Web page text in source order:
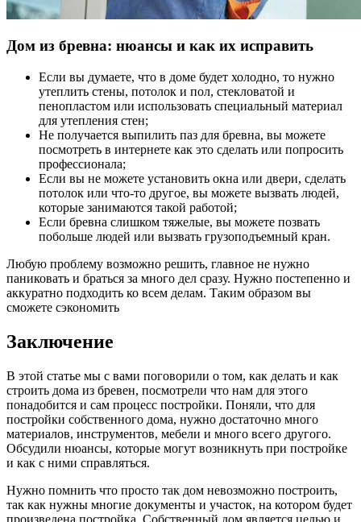
Дом из бревна: нюансы и как их исправить
Если вы думаете, что в доме будет холодно, то нужно
утеплить стены, потолок и пол, стекловатой и
пенопластом или использовать специальный материал
для утепления стен;
Не получается выпилить паз для бревна, вы можете
посмотреть в интернете как это сделать или попросить
профессионала;
Если вы не можете установить окна или двери, сделать
потолок или что-то другое, вы можете вызвать людей,
которые занимаются такой работой;
Если бревна слишком тяжелые, вы можете позвать
побольше людей или вызвать грузоподъемный кран.
Любую проблему возможно решить, главное не нужно
паниковать и браться за много дел сразу. Нужно постепенно и
аккуратно подходить ко всем делам. Таким образом вы
сможете сэкономить
Заключение
В этой статье мы с вами поговорили о том, как делать и как
строить дома из бревен, посмотрели что нам для этого
понадобится и сам процесс постройки. Поняли, что для
постройки собственного дома, нужно достаточно много
материалов, инструментов, мебели и много всего другого.
Обсудили нюансы, которые могут возникнуть при постройке
и как с ними справляться.
Нужно помнить что просто так дом невозможно построить,
так как нужны многие документы и участок, на котором будет
произведена постройка. Собственный дом является целью и